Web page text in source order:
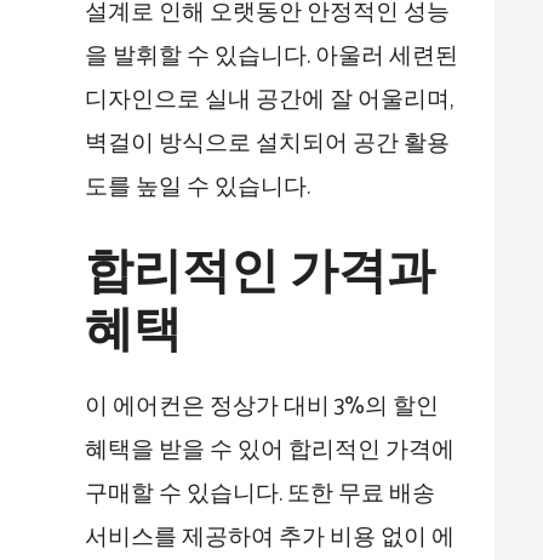
설계로 인해 오랫동안 안정적인 성능
을 발휘할 수 있습니다. 아울러 세련된
디자인으로 실내 공간에 잘 어울리며,
벽걸이 방식으로 설치되어 공간 활용
도를 높일 수 있습니다.
합리적인 가격과
혜택
이 에어컨은 정상가 대비 3%의 할인
혜택을 받을 수 있어 합리적인 가격에
구매할 수 있습니다. 또한 무료 배송
서비스를 제공하여 추가 비용 없이 에